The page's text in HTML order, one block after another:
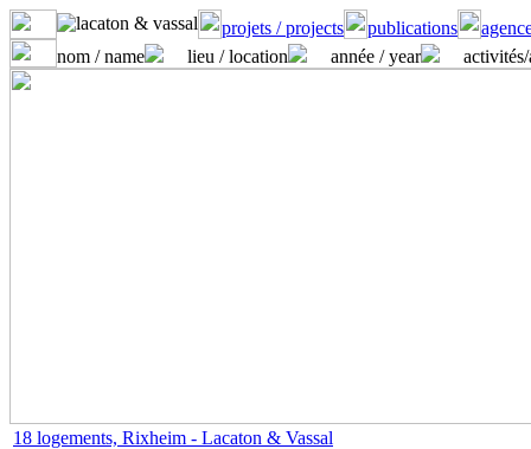
projets / projects publications
nom / name
lieu / location année / year
18 logements, Rixheim - Lacaton & Vassal